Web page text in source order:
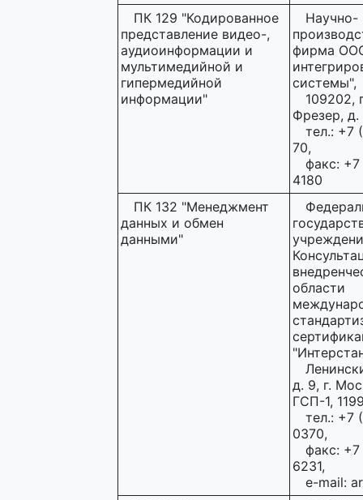
ПК 129 "Кодированное
представление видео-,
аудиоинформации и
мультимедийной и
гипермедийной
информации"
Научно-
фирма
системы",
109202,
Фрезер, д.
тел.: +7
70,
факс:
4180
ПК 132 "Менеджмент
данных и обмен
данными"
области
д. 9, г.
ГСП-1,
тел.: +7
0370,
факс:
6231,
e-mail: